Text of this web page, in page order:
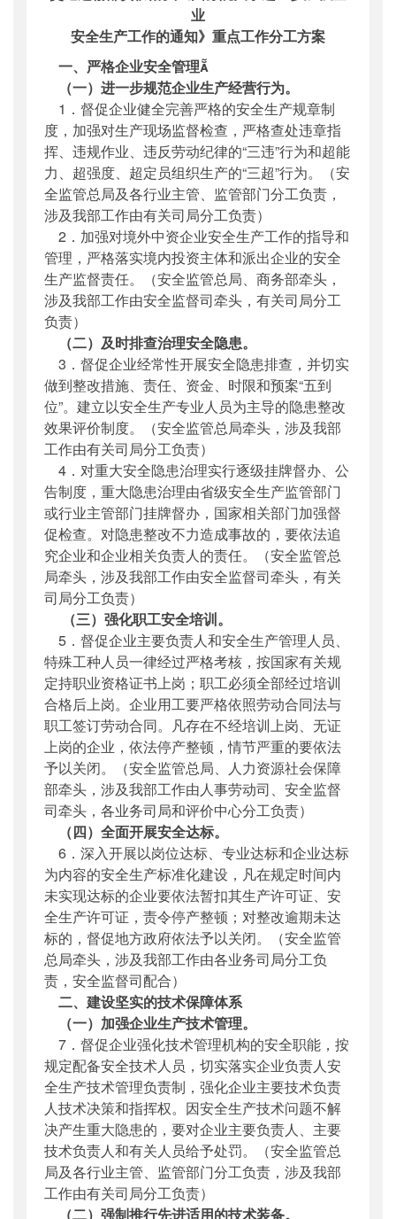
业
安全生产工作的通知》重点工作分工方案
一、严格企业安全管理
（一）进一步规范企业生产经营行为。
1．督促企业健全完善严格的安全生产规章制
度，加强对生产现场监督检查，严格查处违章指
挥、违规作业、违反劳动纪律的“三违”行为和超能
力、超强度、超定员组织生产的“三超”行为。（安
全监管总局及各行业主管、监管部门分工负责，
涉及我部工作由有关司局分工负责）
2．加强对境外中资企业安全生产工作的指导和
管理，严格落实境内投资主体和派出企业的安全
生产监督责任。（安全监管总局、商务部牵头，
涉及我部工作由安全监督司牵头，有关司局分工
负责）
（二）及时排查治理安全隐患。
3．督促企业经常性开展安全隐患排查，并切实
做到整改措施、责任、资金、时限和预案“五到
位”。建立以安全生产专业人员为主导的隐患整改
效果评价制度。（安全监管总局牵头，涉及我部
工作由有关司局分工负责）
4．对重大安全隐患治理实行逐级挂牌督办、公
告制度，重大隐患治理由省级安全生产监管部门
或行业主管部门挂牌督办，国家相关部门加强督
促检查。对隐患整改不力造成事故的，要依法追
究企业和企业相关负责人的责任。（安全监管总
局牵头，涉及我部工作由安全监督司牵头，有关
司局分工负责）
（三）强化职工安全培训。
5．督促企业主要负责人和安全生产管理人员、
特殊工种人员一律经过严格考核，按国家有关规
定持职业资格证书上岗；职工必须全部经过培训
合格后上岗。企业用工要严格依照劳动合同法与
职工签订劳动合同。凡存在不经培训上岗、无证
上岗的企业，依法停产整顿，情节严重的要依法
予以关闭。（安全监管总局、人力资源社会保障
部牵头，涉及我部工作由人事劳动司、安全监督
司牵头，各业务司局和评价中心分工负责）
（四）全面开展安全达标。
6．深入开展以岗位达标、专业达标和企业达标
为内容的安全生产标准化建设，凡在规定时间内
未实现达标的企业要依法暂扣其生产许可证、安
全生产许可证，责令停产整顿；对整改逾期未达
标的，督促地方政府依法予以关闭。（安全监管
总局牵头，涉及我部工作由各业务司局分工负
责，安全监督司配合）
二、建设坚实的技术保障体系
（一）加强企业生产技术管理。
7．督促企业强化技术管理机构的安全职能，按
规定配备安全技术人员，切实落实企业负责人安
全生产技术管理负责制，强化企业主要技术负责
人技术决策和指挥权。因安全生产技术问题不解
决产生重大隐患的，要对企业主要负责人、主要
技术负责人和有关人员给予处罚。（安全监管总
局及各行业主管、监管部门分工负责，涉及我部
工作由有关司局分工负责）
（二）强制推行先进适用的技术装备。